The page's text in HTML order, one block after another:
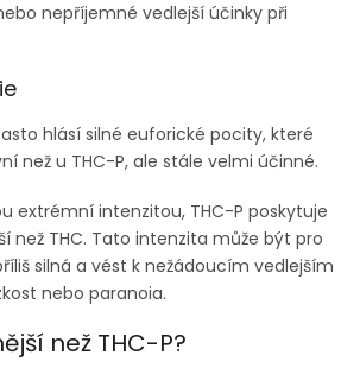
nepříjemné vedlejší účinky při
hlásí silné euforické pocity, které
než u THC-P, ale stále velmi účinné.
extrémní intenzitou, THC-P poskytuje
než THC. Tato intenzita může být pro
silná a vést k nežádoucím vedlejším
nebo paranoia.
než THC-P?